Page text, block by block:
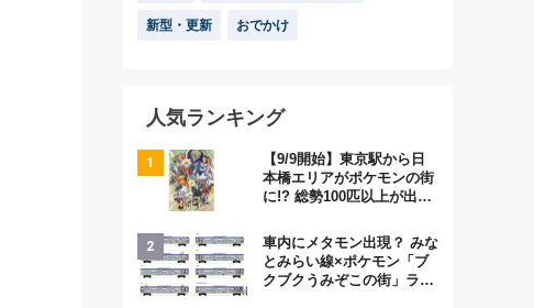
新型・更新 おでかけ
人気ランキング
【9/9開始】東京駅から日
本橋エリアがポケモンの街
に!? 総勢100匹以上が出現
格謎解き・グッズ情報まと
め
車内にメタモン出現？ みな
とみらい線×ポケモン「ブ
クブクうみぞこの街」ラッ